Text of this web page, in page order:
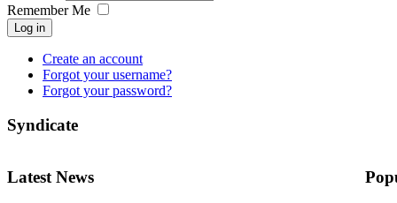
Remember Me
Log in
Create an account
Forgot your username?
Forgot your password?
Syndicate
Latest News